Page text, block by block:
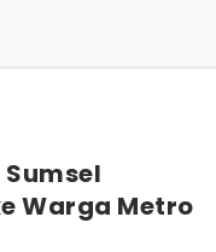
Warga Metro